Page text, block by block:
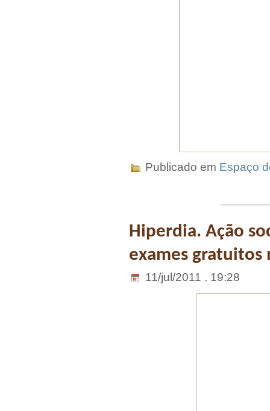
Publicado em Espaço
Hiperdia. Ação
exames gratuitos
11/jul/2011 . 19:28